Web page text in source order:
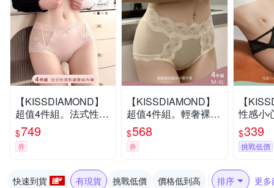
【KISSDIAMOND】
超值4件組。法式性感
刺繡蕾絲蠶絲中腰內
褲(蕾絲內褲/緞面/網
紗/M-XL/KDW-3702)
$749
券
【KISSDIAMOND】
超值4件組。輕奢裸感
蠶絲中腰內褲(蕾絲內
褲/緞面/M-XL/KDW-7
53)
$568
券
【
性感小
低腰
蕾絲內
紗/M-
$339
挑戰低價
快速到貨 有現貨 挑戰低價 價格低到高 排序 更多